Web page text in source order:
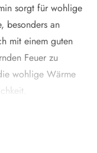
sorgt für wohlige
besonders an
mit einem guten
Feuer zu
wohlige Wärme
der Zimmer